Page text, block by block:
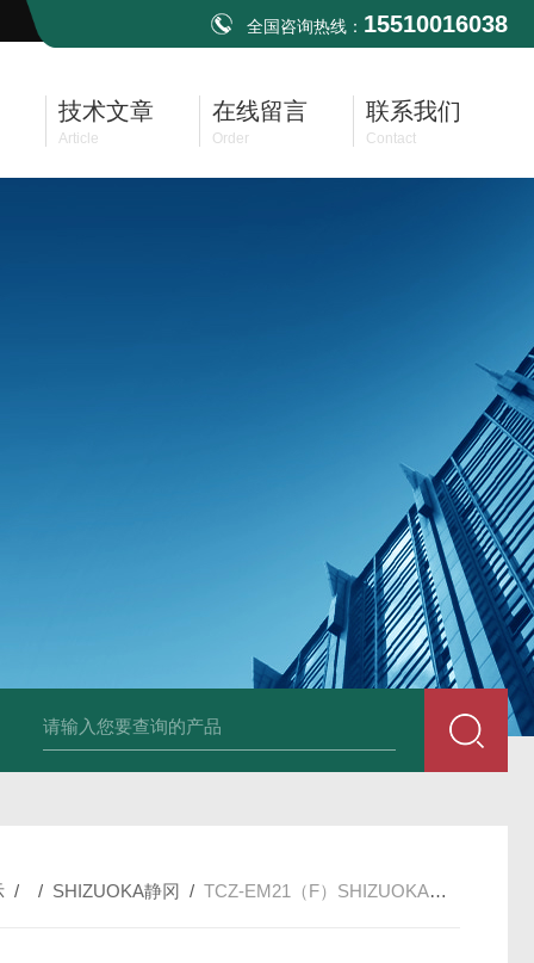
全国咨询热线： 15510016038
技术文章
Article
在线留言
Order
联系我们
Contact
PAV320-1.3 （with LAN）KIKUSUI菊水直流电源-故障快
/ / SHIZUOKA静冈 /TCZ-EM21（F）SHIZUOKA日本静冈机械谷物麦芽烘干机